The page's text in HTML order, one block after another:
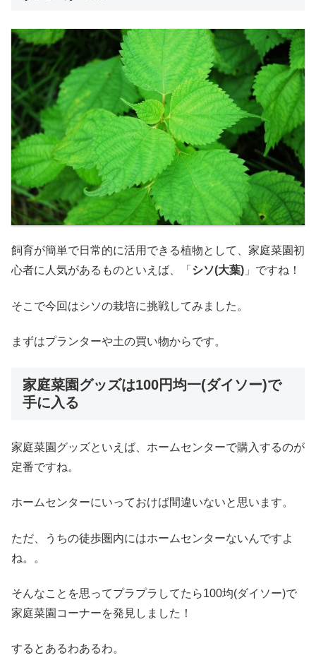
飼育が簡単で日常的に活用できる植物として、家庭菜園初
心者に人気があるものといえば、「 シソ(大葉) 」ですね！
そこで今回はシソの栽培に挑戦してみました。
まずはプランターや土の買い物からです。
家庭菜園グッズは100円均一(ダイソー)で
手に入る
家庭菜園グッズといえば、ホームセンターで購入するのが
定番ですね。
ホームセンターにいっておけば間違いないと思います。
ただ、うちの徒歩圏内にはホームセンターないんですよ
ね。。
そんなことを思ってプラプラしてたら100均(ダイソー)で
家庭菜園コーナーを発見しました！
するとあるわあるわ。